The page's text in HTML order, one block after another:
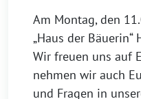
30.
April
2026
Am Montag, den
„Haus der Bäuerin“
Wir freuen uns auf
nehmen wir auch
und Fragen in